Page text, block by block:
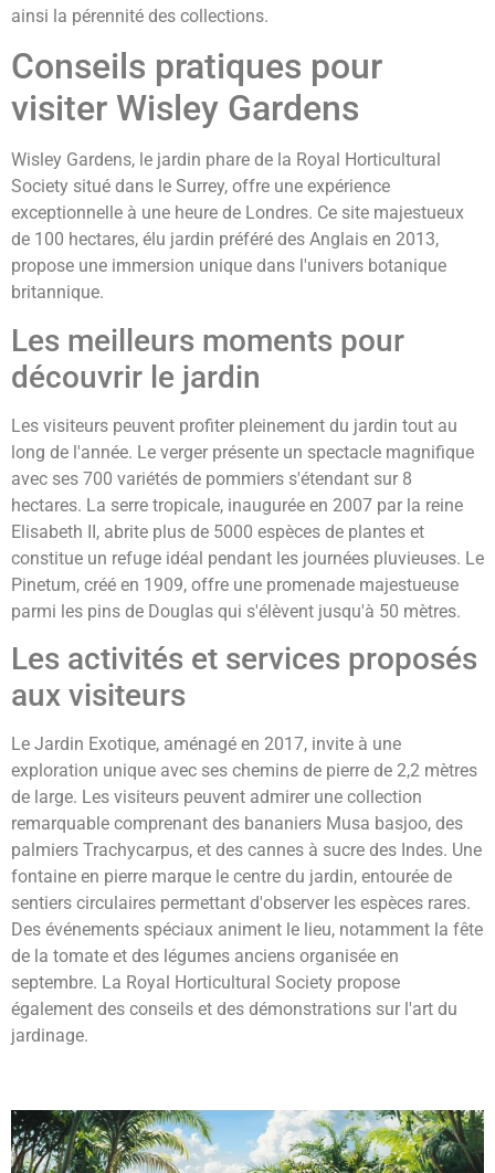
ainsi la pérennité des collections.
Conseils pratiques pour
visiter Wisley Gardens
Wisley Gardens, le jardin phare de la Royal Horticultural
Society situé dans le Surrey, offre une expérience
exceptionnelle à une heure de Londres. Ce site majestueux
de 100 hectares, élu jardin préféré des Anglais en 2013,
propose une immersion unique dans l'univers botanique
britannique.
Les meilleurs moments pour
découvrir le jardin
Les visiteurs peuvent profiter pleinement du jardin tout au
long de l'année. Le verger présente un spectacle magnifique
avec ses 700 variétés de pommiers s'étendant sur 8
hectares. La serre tropicale, inaugurée en 2007 par la reine
Elisabeth II, abrite plus de 5000 espèces de plantes et
constitue un refuge idéal pendant les journées pluvieuses. Le
Pinetum, créé en 1909, offre une promenade majestueuse
parmi les pins de Douglas qui s'élèvent jusqu'à 50 mètres.
Les activités et services proposés
aux visiteurs
Le Jardin Exotique, aménagé en 2017, invite à une
exploration unique avec ses chemins de pierre de 2,2 mètres
de large. Les visiteurs peuvent admirer une collection
remarquable comprenant des bananiers Musa basjoo, des
palmiers Trachycarpus, et des cannes à sucre des Indes. Une
fontaine en pierre marque le centre du jardin, entourée de
sentiers circulaires permettant d'observer les espèces rares.
Des événements spéciaux animent le lieu, notamment la fête
de la tomate et des légumes anciens organisée en
septembre. La Royal Horticultural Society propose
également des conseils et des démonstrations sur l'art du
jardinage.